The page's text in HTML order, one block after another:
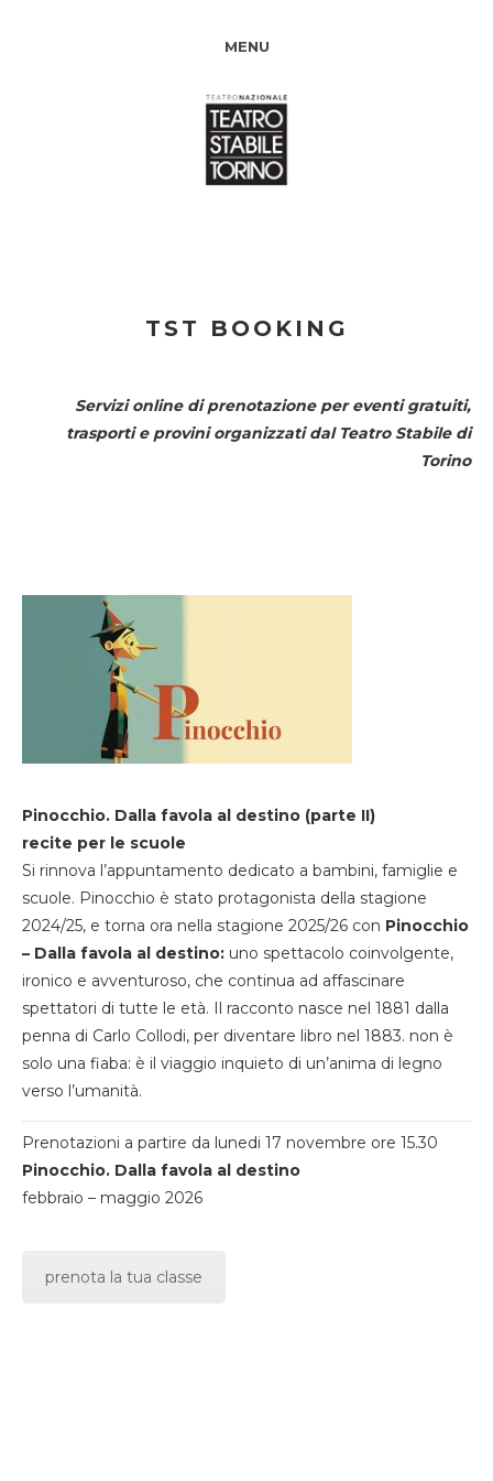
MENU
TST BOOKING
Servizi online di prenotazione per eventi gratuiti,
trasporti e provini organizzati dal Teatro Stabile di
Torino
Pinocchio. Dalla favola al destino (parte II)
recite per le scuole
Si rinnova l’appuntamento dedicato a bambini, famiglie e
scuole. Pinocchio è stato protagonista della stagione
2024/25, e torna ora nella stagione 2025/26 con Pinocchio
– Dalla favola al destino: uno spettacolo coinvolgente,
ironico e avventuroso, che continua ad affascinare
spettatori di tutte le età. Il racconto nasce nel 1881 dalla
penna di Carlo Collodi, per diventare libro nel 1883. non è
solo una fiaba: è il viaggio inquieto di un’anima di legno
verso l’umanità.
Prenotazioni a partire da lunedi 17 novembre ore 15.30
Pinocchio. Dalla favola al destino
febbraio – maggio 2026
prenota la tua classe